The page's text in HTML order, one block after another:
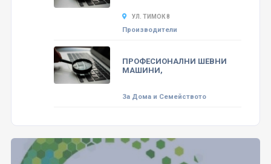
УЛ. ТИМОК 8
Производители
ПРОФЕСИОНАЛНИ ШЕВНИ
МАШИНИ,
За Дома и Семейството